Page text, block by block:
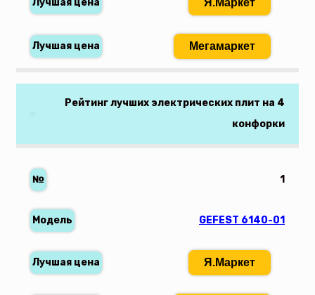
Я.Маркет
Мегамаркет
Рейтинг лучших электрических плит на 4
конфорки
1
GEFEST 6140-01
Я.Маркет